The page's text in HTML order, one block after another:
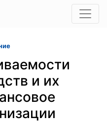
и их